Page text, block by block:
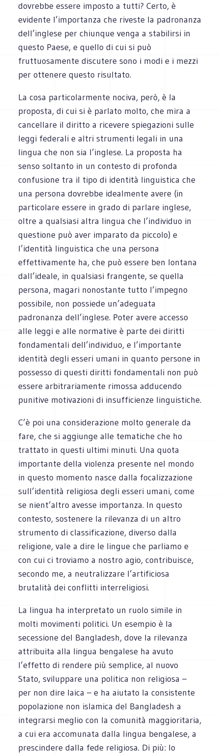
dovrebbe essere imposto a tutti? Certo, è
evidente l’importanza che riveste la padronanza
dell’inglese per chiunque venga a stabilirsi in
questo Paese, e quello di cui si può
fruttuosamente discutere sono i modi e i mezzi
per ottenere questo risultato.
La cosa particolarmente nociva, però, è la
proposta, di cui si è parlato molto, che mira a
cancellare il diritto a ricevere spiegazioni sulle
leggi federali e altri strumenti legali in una
lingua che non sia l’inglese. La proposta ha
senso soltanto in un contesto di profonda
confusione tra il tipo di identità linguistica che
una persona dovrebbe idealmente avere (in
particolare essere in grado di parlare inglese,
oltre a qualsiasi altra lingua che l’individuo in
questione può aver imparato da piccolo) e
l’identità linguistica che una persona
effettivamente ha, che può essere ben lontana
dall’ideale, in qualsiasi frangente, se quella
persona, magari nonostante tutto l’impegno
possibile, non possiede un’adeguata
padronanza dell’inglese. Poter avere accesso
alle leggi e alle normative è parte dei diritti
fondamentali dell’individuo, e l’importante
identità degli esseri umani in quanto persone in
possesso di questi diritti fondamentali non può
essere arbitrariamente rimossa adducendo
punitive motivazioni di insufficienze linguistiche.
C’è poi una considerazione molto generale da
fare, che si aggiunge alle tematiche che ho
trattato in questi ultimi minuti. Una quota
importante della violenza presente nel mondo
in questo momento nasce dalla focalizzazione
sull’identità religiosa degli esseri umani, come
se nient’altro avesse importanza. In questo
contesto, sostenere la rilevanza di un altro
strumento di classificazione, diverso dalla
religione, vale a dire le lingue che parliamo e
con cui ci troviamo a nostro agio, contribuisce,
secondo me, a neutralizzare l’artificiosa
brutalità dei conflitti interreligiosi.
La lingua ha interpretato un ruolo simile in
molti movimenti politici. Un esempio è la
secessione del Bangladesh, dove la rilevanza
attribuita alla lingua bengalese ha avuto
l’effetto di rendere più semplice, al nuovo
Stato, sviluppare una politica non religiosa –
per non dire laica – e ha aiutato la consistente
popolazione non islamica del Bangladesh a
integrarsi meglio con la comunità maggioritaria,
a cui era accomunata dalla lingua bengalese, a
prescindere dalla fede religiosa. Di più: lo